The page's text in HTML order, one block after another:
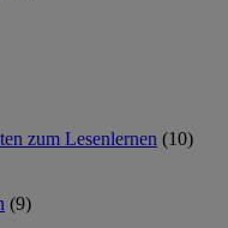
zum Lesenlernen (10)
(9)